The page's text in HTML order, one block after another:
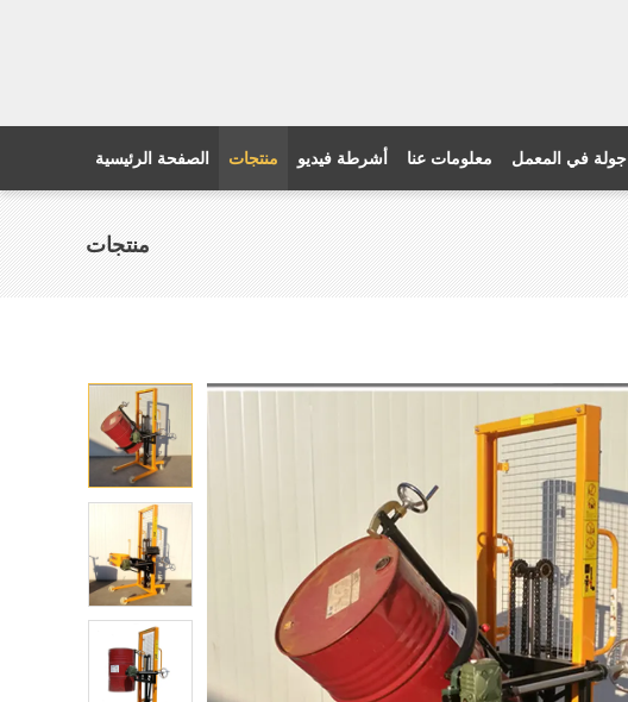
الصفحة الرئيسية منتجات أشرطة فيديو معلومات عنا جولة في المعمل
منتجات